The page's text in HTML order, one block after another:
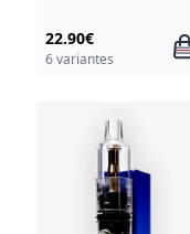
22.90€
6 variantes